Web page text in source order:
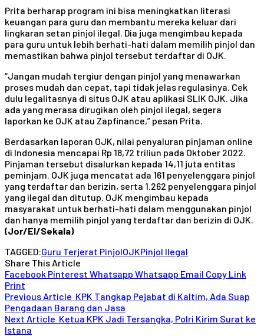
Prita berharap program ini bisa meningkatkan literasi
keuangan para guru dan membantu mereka keluar dari
lingkaran setan pinjol ilegal. Dia juga mengimbau kepada
para guru untuk lebih berhati-hati dalam memilih pinjol dan
memastikan bahwa pinjol tersebut terdaftar di OJK.
“Jangan mudah tergiur dengan pinjol yang menawarkan
proses mudah dan cepat, tapi tidak jelas regulasinya. Cek
dulu legalitasnya di situs OJK atau aplikasi SLIK OJK. Jika
ada yang merasa dirugikan oleh pinjol ilegal, segera
laporkan ke OJK atau Zapfinance,” pesan Prita.
Berdasarkan laporan OJK, nilai penyaluran pinjaman online
di Indonesia mencapai Rp 18,72 triliun pada Oktober 2022.
Pinjaman tersebut disalurkan kepada 14,11 juta entitas
peminjam. OJK juga mencatat ada 161 penyelenggara pinjol
yang terdaftar dan berizin, serta 1.262 penyelenggara pinjol
yang ilegal dan ditutup. OJK mengimbau kepada
masyarakat untuk berhati-hati dalam menggunakan pinjol
dan hanya memilih pinjol yang terdaftar dan berizin di OJK.
(Jor/El/Sekala)
TAGGED:Guru Terjerat PinjolOJKPinjol Ilegal
Share This Article
Facebook Pinterest Whatsapp Whatsapp Email Copy Link
Print
Previous Article KPK Tangkap Pejabat di Kaltim, Ada Suap
Pengadaan Barang dan Jasa
Next Article Ketua KPK Jadi Tersangka, Polri Kirim Surat ke
Istana